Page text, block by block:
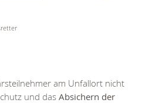
am Unfallort nicht
und das Absichern der